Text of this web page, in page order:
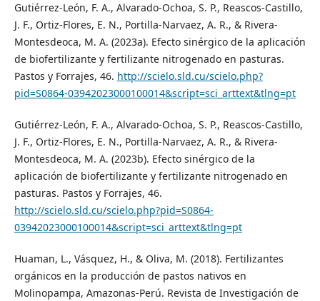
Gutiérrez-León, F. A., Alvarado-Ochoa, S. P., Reascos-Castillo,
J. F., Ortiz-Flores, E. N., Portilla-Narvaez, A. R., & Rivera-
Montesdeoca, M. A. (2023a). Efecto sinérgico de la aplicación
de biofertilizante y fertilizante nitrogenado en pasturas.
Pastos y Forrajes, 46. http://scielo.sld.cu/scielo.php?
pid=S0864-03942023000100014&script=sci_arttext&tlng=pt
Gutiérrez-León, F. A., Alvarado-Ochoa, S. P., Reascos-Castillo,
J. F., Ortiz-Flores, E. N., Portilla-Narvaez, A. R., & Rivera-
Montesdeoca, M. A. (2023b). Efecto sinérgico de la
aplicación de biofertilizante y fertilizante nitrogenado en
pasturas. Pastos y Forrajes, 46.
http://scielo.sld.cu/scielo.php?pid=S0864-
03942023000100014&script=sci_arttext&tlng=pt
Huaman, L., Vásquez, H., & Oliva, M. (2018). Fertilizantes
orgánicos en la producción de pastos nativos en
Molinopampa, Amazonas-Perú. Revista de Investigación de